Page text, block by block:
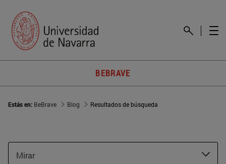
BEBRAVE
Estás en: BeBrave Blog Resultados de búsqueda
Mirar